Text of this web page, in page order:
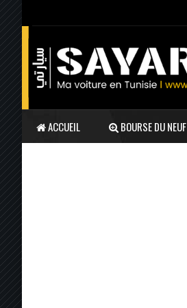
ACCUEIL BOURSE DU NEUF